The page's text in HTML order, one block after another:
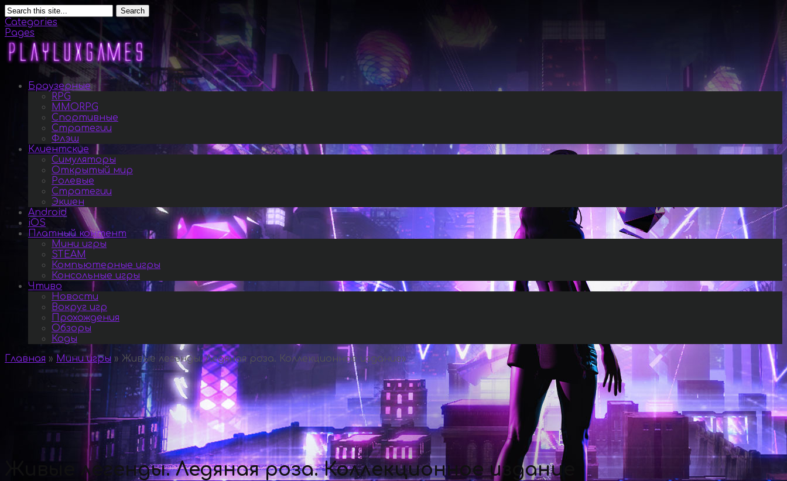
Search
Categories
Pages
Браузерные
RPG
MMORPG
Спортивные
Стратегии
Флэш
Клиентские
Симуляторы
Открытый мир
Ролевые
Стратегии
Экшен
Android
iOS
Платный контент
Мини игры
STEAM
Компьютерные игры
Консольные игры
Чтиво
Новости
Вокруг игр
Прохождения
Обзоры
Коды
Главная » Мини игры » Живые легенды. Ледяная роза. Коллекционное издание»
Живые легенды. Ледяная роза. Коллекционное издание